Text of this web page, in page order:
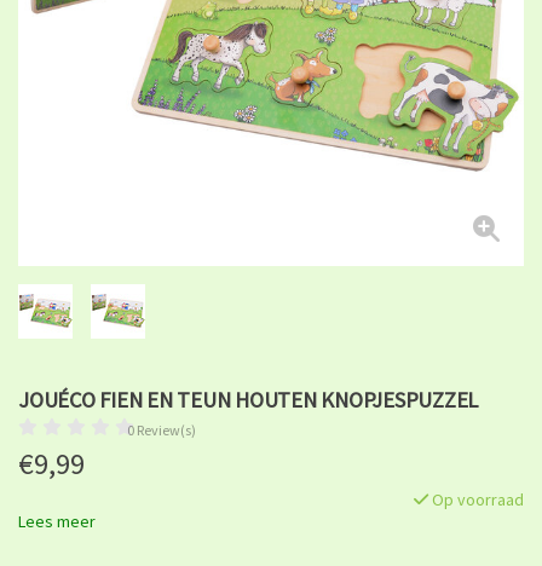
JOUÉCO FIEN EN TEUN HOUTEN KNOPJESPUZZEL
0 Review(s)
€9,99
Op voorraad
Lees meer